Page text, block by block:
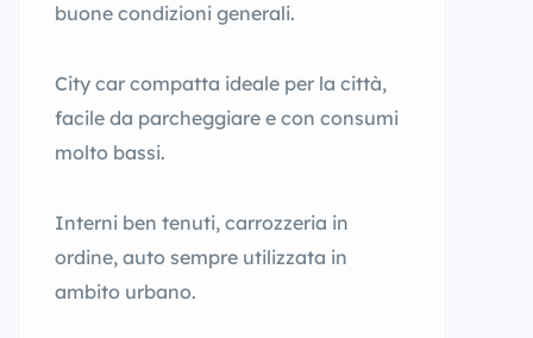
buone condizioni generali.
City car compatta ideale per la città,
facile da parcheggiare e con consumi
molto bassi.
Interni ben tenuti, carrozzeria in
ordine, auto sempre utilizzata in
ambito urbano.